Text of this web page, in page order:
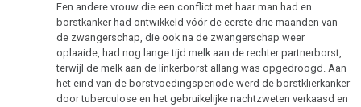
Een andere vrouw die een conflict met haar man had en
borstkanker had ontwikkeld vóór de eerste drie maanden van
de zwangerschap, die ook na de zwangerschap weer
oplaaide, had nog lange tijd melk aan de rechter partnerborst,
terwijl de melk aan de linkerborst allang was opgedroogd. Aan
het eind van de borstvoedingsperiode werd de borstklierkanker
door tuberculose en het gebruikelijke nachtzweten verkaasd en